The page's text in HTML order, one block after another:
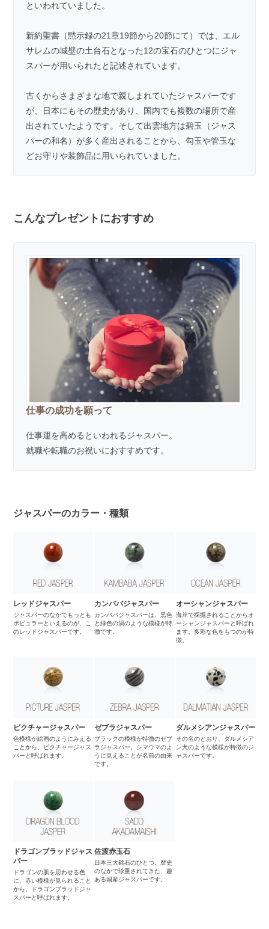
といわれていました。
新約聖書（黙示録の21章19節から20節にて）では、エル
サレムの城壁の土台石となった12の宝石のひとつにジャ
スパーが用いられたと記述されています。
古くからさまざまな地で親しまれていたジャスパーです
が、日本にもその歴史があり、国内でも複数の場所で産
出されていたようです。そして出雲地方は碧玉（ジャス
パーの和名）が多く産出されることから、勾玉や管玉な
どお守りや装飾品に用いられていました。
こんなプレゼントにおすすめ
仕事の成功を願って
仕事運を高めるといわれるジャスパー。
就職や転職のお祝いにおすすめです。
ジャスパーのカラー・種類
レッドジャスパー
ジャスパーのなかでもっとも
ポピュラーといえるのが、こ
のレッドジャスパーです。
カンババジャスパー
カンババジャスパーは、黒色
と緑色の渦のような模様が特
徴です。
オーシャンジャスパー
海岸で採掘されることからオ
ーシャンジャスパーと呼ばれ
ます。多彩な色をもつのが特
徴。
ピクチャージャスパー
色模様が絵画のようにみえる
ことから、ピクチャージャス
パーと呼ばれます。
ゼブラジャスパー
ブラックの模様が特徴のゼブ
ラジャスパー。シマウマのよ
うに見えることが名前の由来
です。
ダルメシアンジャスパー
その名のとおり、ダルメシア
ン犬のような模様が特徴のジ
ャスパーです。
ドラゴンブラッドジャス
パー
ドラゴンの肌を思わせる色
に、赤い模様が見られること
から、ドラゴンブラッドジャ
スパーと呼ばれます。
佐渡赤玉石
日本三大銘石のひとつ。歴史
のなかで珍重されてきた、趣
ある国産ジャスパーです。